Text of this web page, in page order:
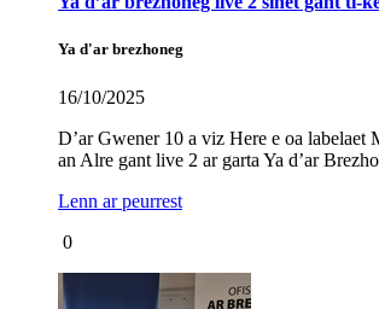
Ya d'ar brezhoneg
16/10/2025
D’ar Gwener 10 a viz Here e oa labelaet
an Alre gant live 2 ar garta Ya d’ar
Lenn ar peurrest
0